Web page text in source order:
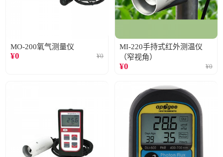
MO-200氧气测量仪
¥0 ¥0
MI-220手持式红外测温仪
（窄视角）
¥0 ¥0